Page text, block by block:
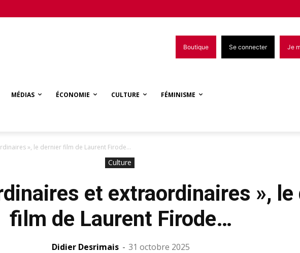
Boutique Se connecter Je
MÉDIAS ÉCONOMIE CULTURE FÉMINISME
», le dernier film de Laurent Firode…
Culture
et extraordinaires », le
film de Laurent Firode…
Didier Desrimais - 31 octobre 2025